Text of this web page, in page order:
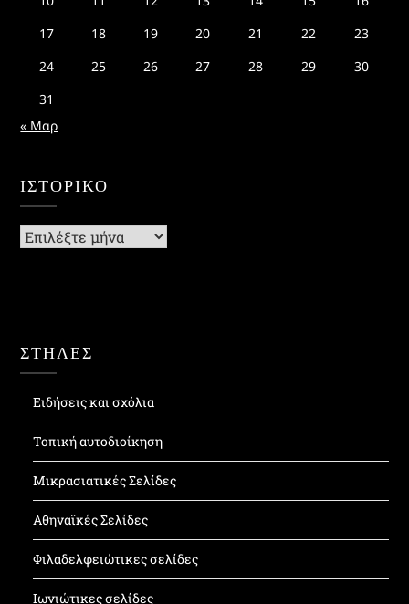
17
18 19 20 21 22
23
24
25 26 27 28 29
30
31
« Μαρ
ΙΣΤΟΡΙΚΌ
Ιστορικό
ΣΤΗΛΕΣ
Ειδήσεις και σχόλια
Τοπική αυτοδιοίκηση
Μικρασιατικές Σελίδες
Αθηναϊκές Σελίδες
Φιλαδελφειώτικες σελίδες
Ιωνιώτικες σελίδες